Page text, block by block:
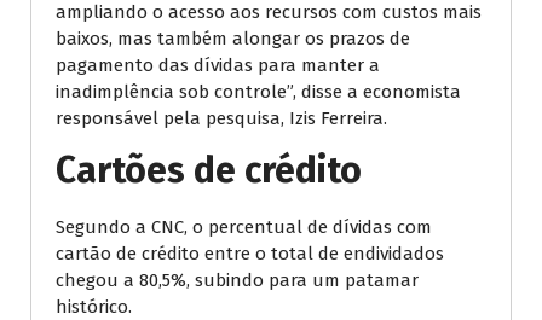
ampliando o acesso aos recursos com custos mais
baixos, mas também alongar os prazos de
pagamento das dívidas para manter a
inadimplência sob controle”, disse a economista
responsável pela pesquisa, Izis Ferreira.
Cartões de crédito
Segundo a CNC, o percentual de dívidas com
cartão de crédito entre o total de endividados
chegou a 80,5%, subindo para um patamar
histórico.